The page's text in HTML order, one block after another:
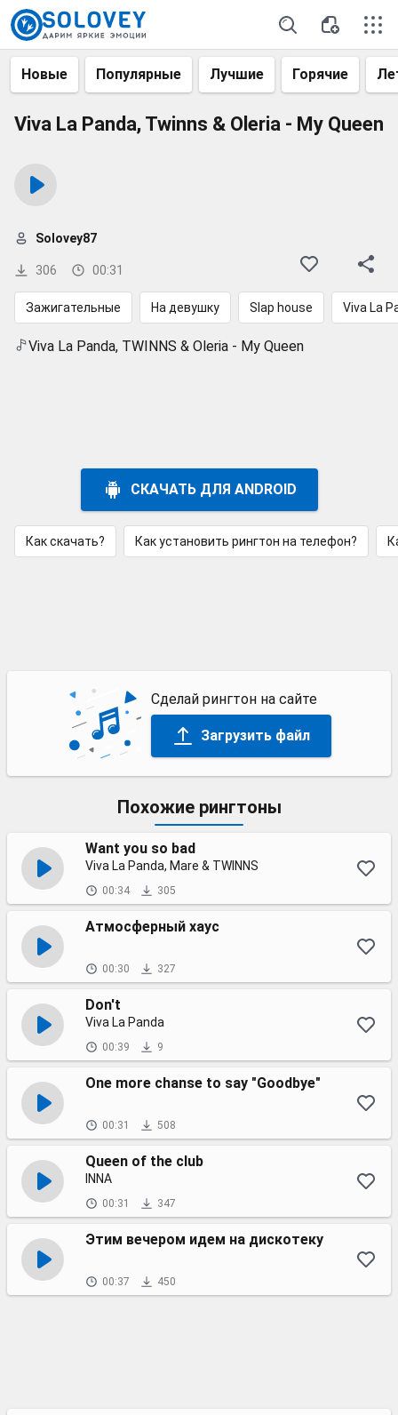
Новые Популярные Лучшие Горячие
Viva La Panda, Twinns & Oleria - My Queen
306 00:31
Solovey87
Зажигательные На девушку Slap house Viva La
Viva La Panda, TWINNS & Oleria - My Queen
СКАЧАТЬ ДЛЯ ANDROID
Как скачать? Как установить рингтон на телефон?
Сделай рингтон на сайте
Загрузить файл
Похожие рингтоны
Want you so bad
Viva La Panda, Mare & TWINNS
00:34 305
Атмосферный хаус
00:30 327
Don't
Viva La Panda
00:39 9
One more chanse to say "Goodbye"
00:31 508
Queen of the club
INNA
00:31 347
Этим вечером идем на дискотеку
00:37 450